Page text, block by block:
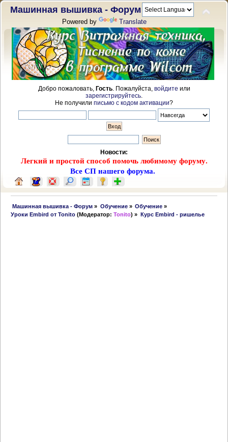
Машинная вышивка - Форум
Powered by Translate
Добро пожаловать, Гость. Пожалуйста, войдите или
зарегистрируйтесь
Не получили письмо с кодом активации?
Новости:
Легкий и простой способ помочь любимому форуму.
Все СП нашего форума.
Машинная вышивка - Форум » Обучение» Обучение »
Уроки Embird от Tonito (Модератор:Tonito) » Курс Embird - ришелье